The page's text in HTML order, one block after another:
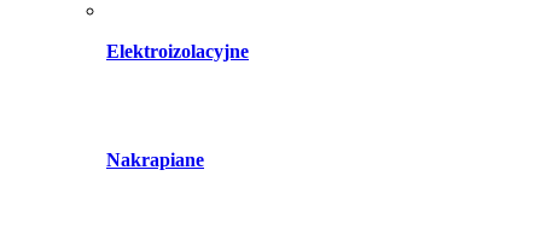
Elektroizolacyjne
Nakrapiane